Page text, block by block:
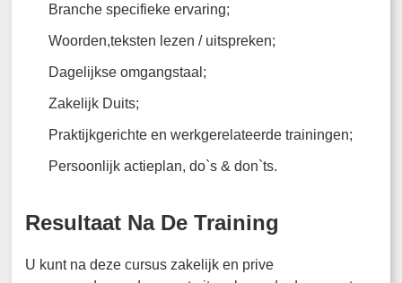
Branche specifieke ervaring;
Woorden,teksten lezen / uitspreken;
Dagelijkse omgangstaal;
Zakelijk Duits;
Praktijkgerichte en werkgerelateerde trainingen;
Persoonlijk actieplan, do`s & don`ts.
Resultaat Na De Training
U kunt na deze cursus zakelijk en prive